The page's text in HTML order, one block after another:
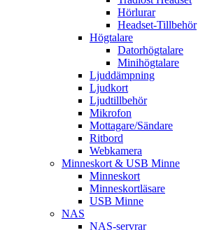
Hörlurar
Headset-Tillbehör
Högtalare
Datorhögtalare
Minihögtalare
Ljuddämpning
Ljudkort
Ljudtillbehör
Mikrofon
Mottagare/Sändare
Ritbord
Webkamera
Minneskort & USB Minne
Minneskort
Minneskortläsare
USB Minne
NAS
NAS-servrar